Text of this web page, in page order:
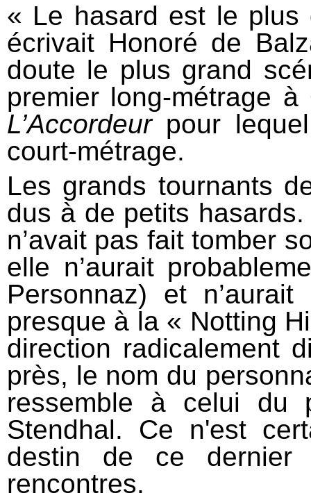
« Le hasard est le plus
écrivait Honoré de
doute le plus grand
premier long-métrage
L’Accordeurpour
court-métrage.
Les grands tournants
dus à de petits
n’avait pas fait tomber
elle n’aurait
Personnaz) et
presque à la « Notting
direction radicalement
près, le nom du
ressemble à celui du
Stendhal. Ce n'est
destin de ce dernier
rencontres.